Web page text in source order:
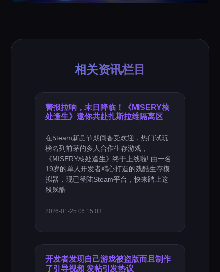
相关资讯栏目
警报拉响，末日降临！《MISERY核
处逢生》邀你共赴扎斯拉维隔离区
在Steam新品节期间备受欢迎，热门试玩
榜名列前茅的多人合作生存游戏，
《MISERY核处逢生》终于上线啦! 由一名
19岁的单人开发者精心打造的残酷生存模
拟器，现已登陆Steam平台，快来踏上这
段残酷
2026-01-25 06:15:03
开发者发现自己游戏被盗版而且制作
了引导视频 发帖引发热议